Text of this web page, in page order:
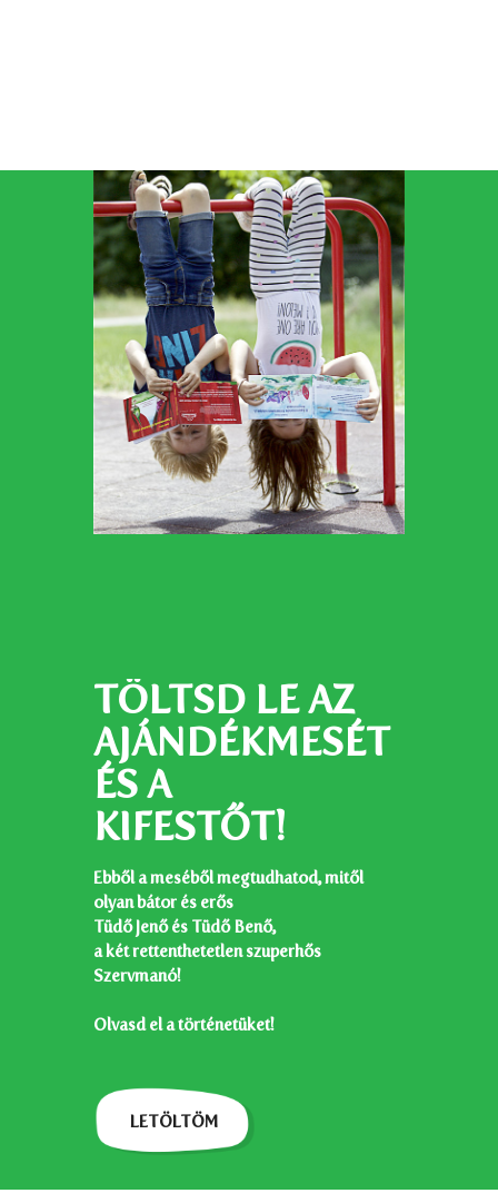
TÖLTSD LE AZ
AJÁNDÉKMESÉT
ÉS A
KIFESTŐT!
Ebből a meséből megtudhatod, mitől
olyan bátor és erős
Tüdő Jenő és Tüdő Benő,
a kétrettenthetetlen szuperhős
Szervmanó!
Olvasd el a történetüket!
LETÖLTÖM